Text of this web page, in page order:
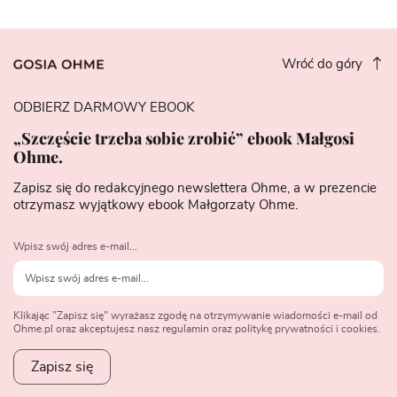
Wróć do góry
ODBIERZ DARMOWY EBOOK
„Szczęście trzeba sobie zrobić” ebook Małgosi
Ohme.
Zapisz się do redakcyjnego newslettera Ohme, a w prezencie
otrzymasz wyjątkowy ebook Małgorzaty Ohme.
Wpisz swój adres e-mail...
Klikając "Zapisz się" wyrażasz zgodę na otrzymywanie wiadomości e-mail od
Ohme.pl oraz akceptujesz nasz regulamin oraz politykę prywatności i cookies.
Zapisz się